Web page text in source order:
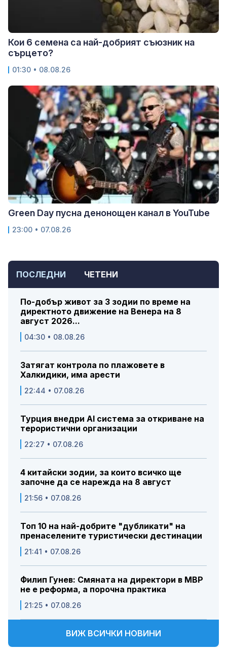
ПОСЛЕДНИ ЧЕТЕНИ
По-добър живот за 3 зодии по време на
директното движение на Венера на 8
август 2026...
04:30 • 08.08.26
Затягат контрола по плажовете в
Халкидики, има арести
22:44 • 07.08.26
Турция внедри AI система за откриване на
терористични организации
22:27 • 07.08.26
4 китайски зодии, за които всичко ще
започне да се нарежда на 8 август
21:56 • 07.08.26
Топ 10 на най-добрите "дубликати" на
пренаселените туристически дестинации
21:41 • 07.08.26
Филип Гунев: Смяната на директори в МВР
не е реформа, а порочна практика
21:25 • 07.08.26
ВИЖ ВСИЧКИ НОВИНИ
Кои 6 семена са най-добрият съюзник на
сърцето?
01:30 • 08.08.26
Green Day пусна денонощен канал в YouTube
23:00 • 07.08.26